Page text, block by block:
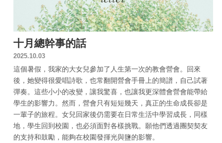
十月總幹事的話
2025.10.03
這個暑假，我家的大女兒參加了人生第一次的教會營會。回來
後，她變得很愛唱詩歌，也常翻開營會手冊上的簡譜，自己試著
彈奏。這些小小的改變，讓我驚喜，也讓我更深體會營會能帶給
學生的影響力。然而，營會只有短短幾天，真正的生命成長卻是
一輩子的旅程。女兒回家後仍需要在日常生活中學習成長，同樣
地，學生回到校園，也必須面對各樣挑戰。願他們透過團契契友
的支持和鼓勵，能夠在校園發揮光與鹽的影響。